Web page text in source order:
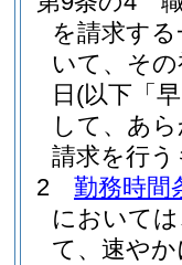
を請求す
いて、そ
日 (以下「
して、あ
請求を行
2
勤務時間
において
て、速や